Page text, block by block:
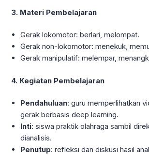
3. Materi Pembelajaran
Gerak lokomotor: berlari, melompat.
Gerak non-lokomotor: menekuk,
Gerak manipulatif: melempar,
4. Kegiatan Pembelajaran
Pendahuluan: guru memperlihatkan
gerak berbasis deep learning.
Inti: siswa praktik olahraga sambil
dianalisis.
Penutup: refleksi dan diskusi hasil